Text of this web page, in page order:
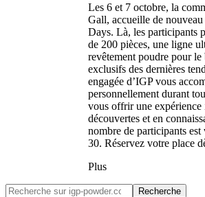
Les 6 et 7 octobre, la
Gall, accueille de
Days. Là, les participants
de 200 pièces, une ligne
revêtement poudre pour le
exclusifs des dernières
engagée d’IGP vous
personnellement durant
vous offrir une expérience
découvertes et en
nombre de participants
30. Réservez votre place
Plus
Recherche